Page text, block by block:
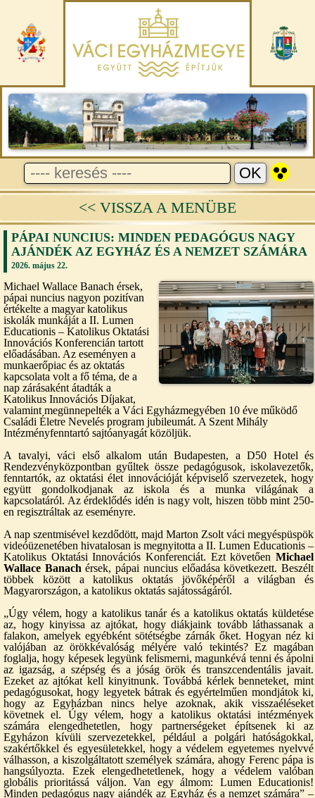
<< VISSZA A MENÜBE
PÁPAI NUNCIUS: MINDEN PEDAGÓGUS NAGY
AJÁNDÉK AZ EGYHÁZ ÉS A NEMZET SZÁMÁRA
2026. május 22.
Michael Wallace Banach érsek,
pápai nuncius nagyon pozitívan
értékelte a magyar katolikus
iskolák munkáját a II. Lumen
Educationis – Katolikus Oktatási
Innovációs Konferencián tartott
előadásában. Az eseményen a
munkaerőpiac és az oktatás
kapcsolata volt a fő téma, de a
nap zárásaként átadták a
Katolikus Innovációs Díjakat,
valamint megünnepelték a Váci Egyházmegyében 10 éve működő
Családi Életre Nevelés program jubileumát. A Szent Mihály
Intézményfenntartó sajtóanyagát közöljük.
A tavalyi, váci első alkalom után Budapesten, a D50 Hotel és
Rendezvényközpontban gyűltek össze pedagógusok, iskolavezetők,
fenntartók, az oktatási élet innovációját képviselő szervezetek, hogy
együtt gondolkodjanak az iskola és a munka világának a
kapcsolatáról. Az érdeklődés idén is nagy volt, hiszen több mint 250-
en regisztráltak az eseményre.
A nap szentmisével kezdődött, majd Marton Zsolt váci megyéspüspök
videóüzenetében hivatalosan is megnyitotta a II. Lumen Educationis –
Katolikus Oktatási Innovációs Konferenciát. Ezt követően Michael
Wallace Banach érsek, pápai nuncius előadása következett. Beszélt
többek között a katolikus oktatás jövőképéről a világban és
Magyarországon, a katolikus oktatás sajátosságáról.
„Úgy vélem, hogy a katolikus tanár és a katolikus oktatás küldetése
az, hogy kinyissa az ajtókat, hogy diákjaink tovább láthassanak a
falakon, amelyek egyébként sötétségbe zárnák őket. Hogyan néz ki
valójában az örökkévalóság mélyére való tekintés? Ez magában
foglalja, hogy képesek legyünk felismerni, magunkévá tenni és ápolni
az igazság, a szépség és a jóság örök és transzcendentális javait.
Ezeket az ajtókat kell kinyitnunk. Továbbá kérlek benneteket, mint
pedagógusokat, hogy legyetek bátrak és egyértelműen mondjátok ki,
hogy az Egyházban nincs helye azoknak, akik visszaéléseket
követnek el. Úgy vélem, hogy a katolikus oktatási intézmények
számára elengedhetetlen, hogy partnerségeket építsenek ki az
Egyházon kívüli szervezetekkel, például a polgári hatóságokkal,
szakértőkkel és egyesületekkel, hogy a védelem egyetemes nyelvvé
válhasson, a kiszolgáltatott személyek számára, ahogy Ferenc pápa is
hangsúlyozta. Ezek elengedhetetlenek, hogy a védelem valóban
globális prioritássá váljon. Van egy álmom: Lumen Educationis!
Minden pedagógus nagy ajándék az Egyház és a nemzet számára” –